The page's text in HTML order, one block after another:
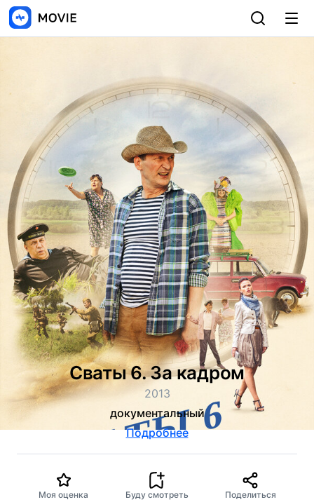
Сваты 6. За кадром
2013
документальный
Подробнее
Моя оценка Буду смотреть Поделиться